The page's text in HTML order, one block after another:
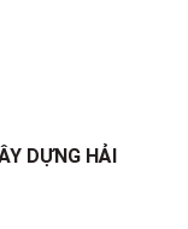
DỰNG HẢI